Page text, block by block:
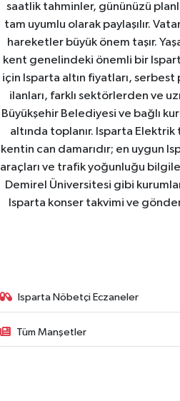
saatlik tahminler, gününüzü
tam uyumlu olarak paylaşılır.
hareketler büyük önem taşır.
kent genelindeki önemli bir
için Isparta altın fiyatları, serbest
ilanları, farklı sektörlerden ve
Büyükşehir Belediyesi ve bağlı
altında toplanır. Isparta
kentin can damarıdır; en uygun
araçları ve trafik yoğunluğu
Demirel Üniversitesi gibi
Isparta konser takvimi ve
Isparta Nöbetçi Eczaneler
Tüm Manşetler